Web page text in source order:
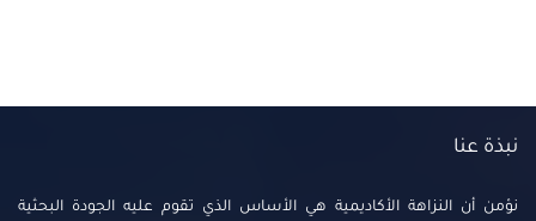
نبذة عنا
نؤمن أن النزاهة الأكاديمية هي الأساس الذي تقوم عليه الجودة البحثية